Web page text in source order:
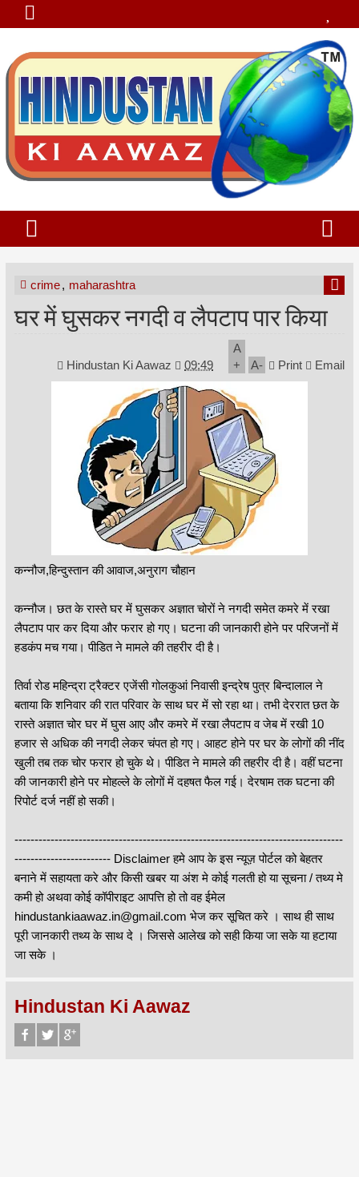
crime, maharashtra
घर में घुसकर नगदी व लैपटाप पार किया
Hindustan Ki Aawaz 09:49
A
+
A- Print Email
कन्नौज,हिन्दुस्तान की आवाज,अनुराग चौहान
कन्नौज। छत के रास्ते घर में घुसकर अज्ञात चोरों ने नगदी समेत कमरे में रखा
लैपटाप पार कर दिया और फरार हो गए। घटना की जानकारी होने पर परिजनों में
हडकंप मच गया। पीडित ने मामले की तहरीर दी है।
तिर्वा रोड महिन्द्रा ट्रैक्टर एजेंसी गोलकुआं निवासी इन्द्रेष पुत्र बिन्दालाल ने
बताया कि शनिवार की रात परिवार के साथ घर में सो रहा था। तभी देररात छत के
रास्ते अज्ञात चोर घर में घुस आए और कमरे में रखा लैपटाप व जेब में रखी 10
हजार से अधिक की नगदी लेकर चंपत हो गए। आहट होने पर घर के लोगों की नींद
खुली तब तक चोर फरार हो चुके थे। पीडित ने मामले की तहरीर दी है। वहीं घटना
की जानकारी होने पर मोहल्ले के लोगों में दहषत फैल गई। देरषाम तक घटना की
रिपोर्ट दर्ज नहीं हो सकी।
----------------------------------------------------------------------------------
------------------------ Disclaimer हमे आप के इस न्यूज़ पोर्टल को बेहतर
बनाने में सहायता करे और किसी खबर या अंश मे कोई गलती हो या सूचना / तथ्य मे
कमी हो अथवा कोई कॉपीराइट आपत्ति हो तो वह ईमेल
hindustankiaawaz.in@gmail.com भेज कर सूचित करे । साथ ही साथ
पूरी जानकारी तथ्य के साथ दे । जिससे आलेख को सही किया जा सके या हटाया
जा सके ।
Hindustan Ki Aawaz